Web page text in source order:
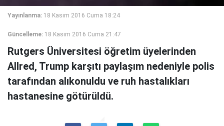
Yayınlanma: 18 Kasım 2016 Cuma 18:24
Güncelleme: 18 Kasım 2016 Cuma 21:47
Rutgers Üniversitesi öğretim üyelerinden
Allred, Trump karşıtı paylaşım nedeniyle polis
tarafından alıkonuldu ve ruh hastalıkları
hastanesine götürüldü.